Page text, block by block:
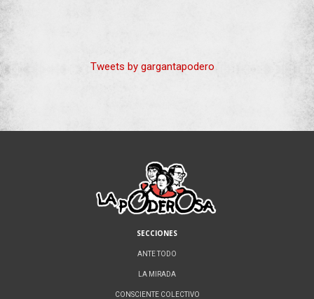
Tweets by gargantapodero
SECCIONES
ANTE TODO
LA MIRADA
CONSCIENTE COLECTIVO